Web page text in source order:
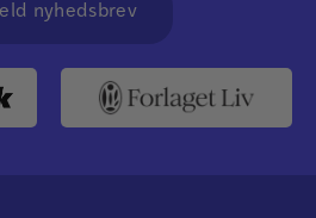
nyhedsbrev